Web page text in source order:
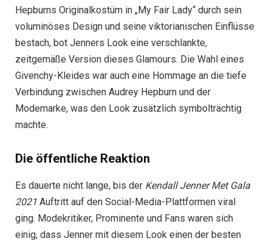
Hepburns Originalkostüm in „My Fair Lady“ durch sein
voluminöses Design und seine viktorianischen Einflüsse
bestach, bot Jenners Look eine verschlankte,
zeitgemäße Version dieses Glamours. Die Wahl eines
Givenchy-Kleides war auch eine Hommage an die tiefe
Verbindung zwischen Audrey Hepburn und der
Modemarke, was den Look zusätzlich symbolträchtig
machte.
Die öffentliche Reaktion
Es dauerte nicht lange, bis der Kendall Jenner Met Gala
2021 Auftritt auf den Social-Media-Plattformen viral
ging. Modekritiker, Prominente und Fans waren sich
einig, dass Jenner mit diesem Look einen der besten